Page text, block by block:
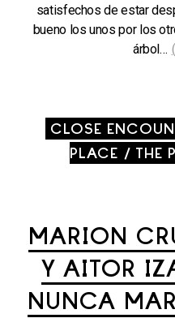
satisfechos de estar
bueno los unos por los
árbol…
CLOSE
PLACE / THE
MARION
Y AITOR
NUNCA